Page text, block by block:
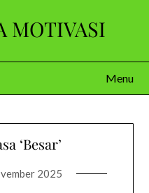
MOTIVASI
Menu
‘Besar’
2025